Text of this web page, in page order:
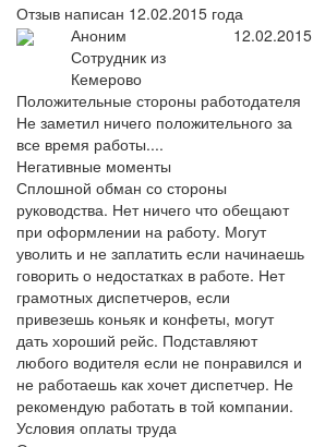
Отзыв написан 12.02.2015 года
Аноним
Сотрудник из
Кемерово
12.02.2015
Положительные стороны работодателя
Не заметил ничего положительного за
все время работы....
Негативные моменты
Сплошной обман со стороны
руководства. Нет ничего что обещают
при оформлении на работу. Могут
уволить и не заплатить если начинаешь
говорить о недостатках в работе. Нет
грамотных диспетчеров, если
привезешь коньяк и конфеты, могут
дать хороший рейс. Подставляют
любого водителя если не понравился и
не работаешь как хочет диспетчер. Не
рекомендую работать в той компании.
Условия оплаты труда